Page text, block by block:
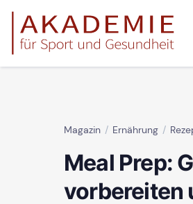
Magazin Ernährung
Meal Prep:
vorbereiten